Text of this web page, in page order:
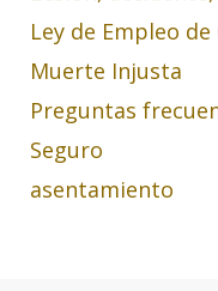
Ley de Empleo
Muerte Injusta
Preguntas
Seguro
asentamiento